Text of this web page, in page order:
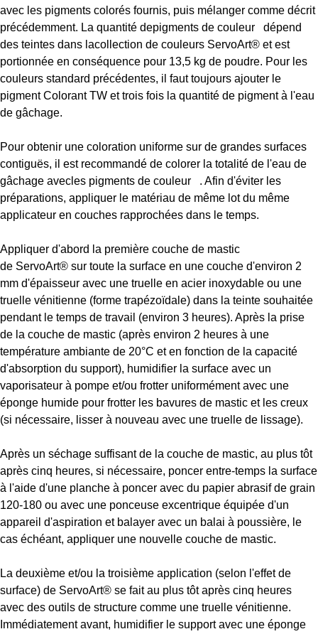
avec les pigments colorés fournis, puis mélanger comme décrit
précédemment. La quantité depigments de couleur
dépend
des teintes dans lacollection de couleurs ServoArt® et est
portionnée en conséquence pour 13,5 kg de poudre. Pour les
couleurs standard précédentes, il faut toujours ajouter le
pigment Colorant TW et trois fois la quantité de pigment à l'eau
de gâchage.
Pour obtenir une coloration uniforme sur de grandes surfaces
contiguës, il est recommandé de colorer la totalité de l'eau de
gâchage avec les pigments de couleur
. Afin d'éviter les
préparations, appliquer le matériau de même lot du même
applicateur en couches rapprochées dans le temps.
Appliquer d'abord la première couche de mastic
de ServoArt® sur toute la surface en une couche d'environ 2
mm d'épaisseur avec une truelle en acier inoxydable ou une
truelle vénitienne (forme trapézoïdale) dans la teinte souhaitée
pendant le temps de travail (environ 3 heures). Après la prise
de la couche de mastic (après environ 2 heures à une
température ambiante de 20°C et en fonction de la capacité
d'absorption du support), humidifier la surface avec un
vaporisateur à pompe et/ou frotter uniformément avec une
éponge humide pour frotter les bavures de mastic et les creux
(si nécessaire, lisser à nouveau avec une truelle de lissage).
Après un séchage suffisant de la couche de mastic, au plus tôt
après cinq heures, si nécessaire, poncer entre-temps la surface
à l'aide d'une planche à poncer avec du papier abrasif de grain
120-180 ou avec une ponceuse excentrique équipée d'un
appareil d'aspiration et balayer avec un balai à poussière, le
cas échéant, appliquer une nouvelle couche de mastic.
La deuxième et/ou la troisième application (selon l'effet de
surface) de ServoArt® se fait au plus tôt après cinq heures
avec des outils de structure comme une truelle vénitienne.
Immédiatement avant, humidifier le support avec une éponge